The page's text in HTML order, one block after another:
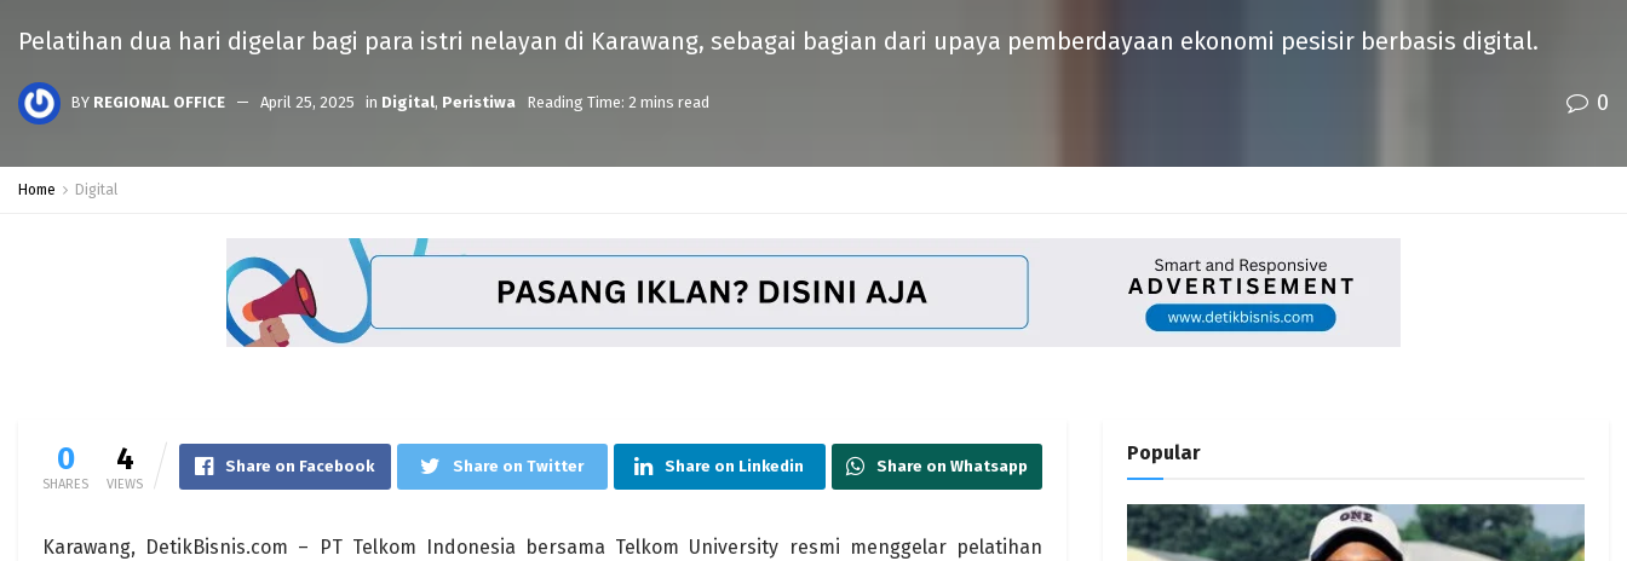
Pelatihan dua hari digelar bagi para istri nelayan di Karawang, sebagai bagian dari upaya pemberdayaan ekonomi pesisir berbasis digital.
BY REGIONAL OFFICE April 25, 2025 in Digital, Peristiwa Reading Time: 2 mins read 0
Home Digital
0
SHARES
4
VIEWS
Share on Facebook Share on Twitter Share on Linkedin Share on Whatsapp
Karawang, DetikBisnis.com – PT Telkom Indonesia bersama Telkom University resmi menggelar pelatihan
Popular